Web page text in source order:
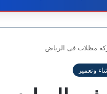
مظلات فى الرياض
وتعمير